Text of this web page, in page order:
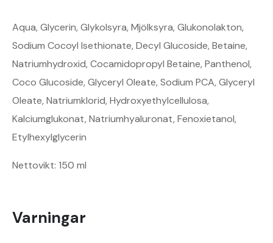
Aqua, Glycerin, Glykolsyra, Mjölksyra, Glukonolakton,
Sodium Cocoyl Isethionate, Decyl Glucoside, Betaine,
Natriumhydroxid, Cocamidopropyl Betaine, Panthenol,
Coco Glucoside, Glyceryl Oleate, Sodium PCA, Glyceryl
Oleate, Natriumklorid, Hydroxyethylcellulosa,
Kalciumglukonat, Natriumhyaluronat, Fenoxietanol,
Etylhexylglycerin
Nettovikt: 150 ml
Varningar